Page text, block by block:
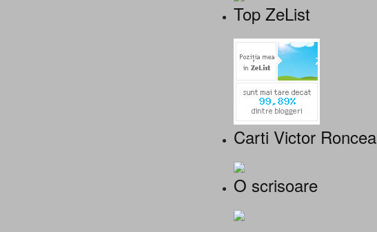
Top ZeList
Carti Victor Roncea
O scrisoare